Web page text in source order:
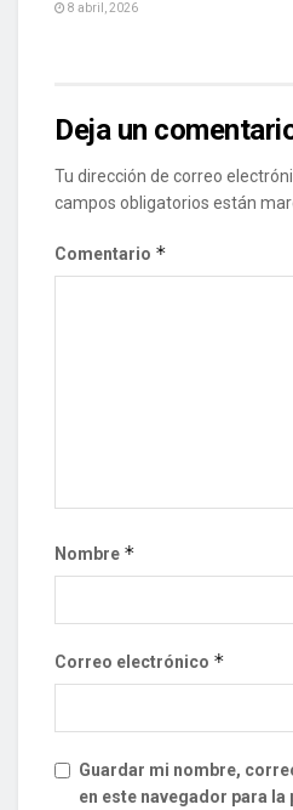
8 abril, 2026
Deja un
Tu dirección de correo
campos obligatorios están
Comentario *
Nombre *
Correo electrónico *
Guardar mi nombre,
en este navegador para la